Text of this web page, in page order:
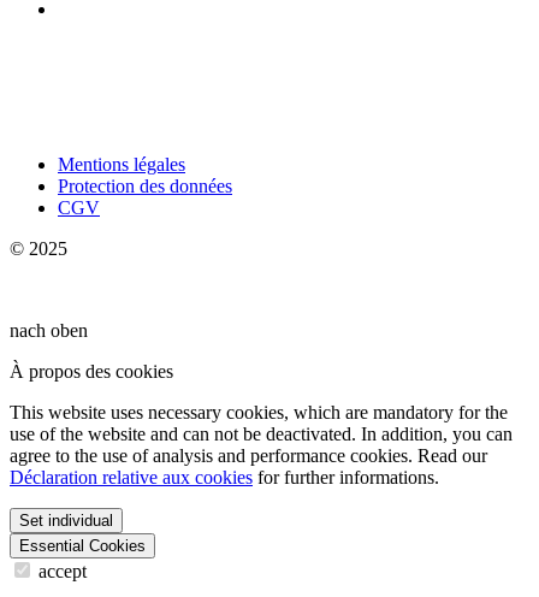
Mentions légales
Protection des données
CGV
© 2025
nach oben
À propos des cookies
This website uses necessary cookies, which are mandatory for the
use of the website and can not be deactivated. In addition, you can
agree to the use of analysis and performance cookies. Read our
Déclaration relative aux cookies for further informations.
Set individual
Essential Cookies
accept